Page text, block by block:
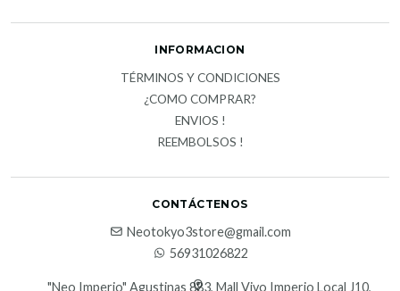
INFORMACION
TÉRMINOS Y CONDICIONES
¿COMO COMPRAR?
ENVIOS !
REEMBOLSOS !
CONTÁCTENOS
Neotokyo3store@gmail.com
56931026822
"Neo Imperio" Agustinas 883, Mall Vivo Imperio Local J10,